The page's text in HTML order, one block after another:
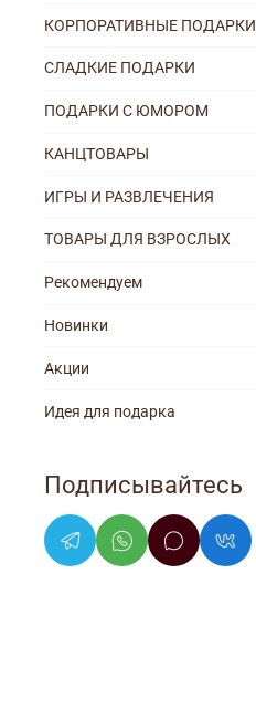
КОРПОРАТИВНЫЕ ПОДАРКИ
СЛАДКИЕ ПОДАРКИ
ПОДАРКИ С ЮМОРОМ
КАНЦТОВАРЫ
ИГРЫ И РАЗВЛЕЧЕНИЯ
ТОВАРЫ ДЛЯ ВЗРОСЛЫХ
Рекомендуем
Новинки
Акции
Идея для подарка
Подписывайтесь